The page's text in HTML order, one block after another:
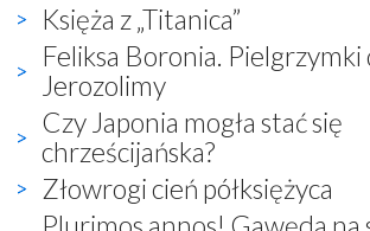
Księża z „Titanica”
Feliksa Boronia. Pielgrzymki
Jerozolimy
Czy Japonia mogła stać się
chrześcijańska?
Złowrogi cień półksiężyca